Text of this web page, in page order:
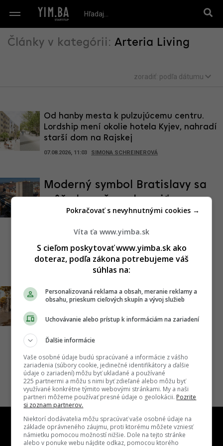
Články v kategórii: Arteria Living
zoradiť: podľa dátumu
Od hanby mesta k pulzujúcemu centru.
Lordship mení okolie hotela Kyjev, nahradí
starší dom na Rajskej
07.08.2026, 11:03 SIMONA SCHREINEROVÁ
Moderný symbol Bratislavy sa
môže konečne obnoviť.
Stavebné povolenie pre
rekonštrukciu hotela Kyjev je
definitívne právoplatné
28.05.2026, 12:48 ADRIAN GUBČO
Z ruiny mestská tepna?
Cintorínskej sa naplno
rozbieha, developer predstavil
kreatívny koncept
19.02.2026, 12:14 ADRIAN GUBČO
Víta ťa www.yimba.sk
S cieľom poskytovať www.yimba.sk ako
doteraz, podľa zákona potrebujeme váš
súhlas na:
Personalizovaná reklama a obsah, meranie reklamy a
obsahu, prieskum cieľových skupín a vývoj služieb
Uchovávanie alebo prístup k informáciám na zariadení
Ďalšie informácie
Vaše osobné údaje budú spracúvané a informácie z vášho
zariadenia (súbory cookie, jedinečné identifikátory a ďalšie
údaje o zariadení) môžu byť ukladané a používané
225 partnermi a môžu s nimi byť zdieľané alebo môžu byť
využívané konkrétne týmito webovými stránkami. My a naši
partneri môžeme používať presné údaje o geolokácii. Pozrite
si zoznam partnerov.
Niektorí dodávatelia môžu spracúvať vaše osobné údaje na
základe oprávneného záujmu, proti ktorému môžete vzniesť
námietku pomocou možností nižšie. Dole na tejto stránke
alebo v ponuke webu nájdite odkaz, pomocou ktorého
Pokračovať s nevyhnutnými cookies →